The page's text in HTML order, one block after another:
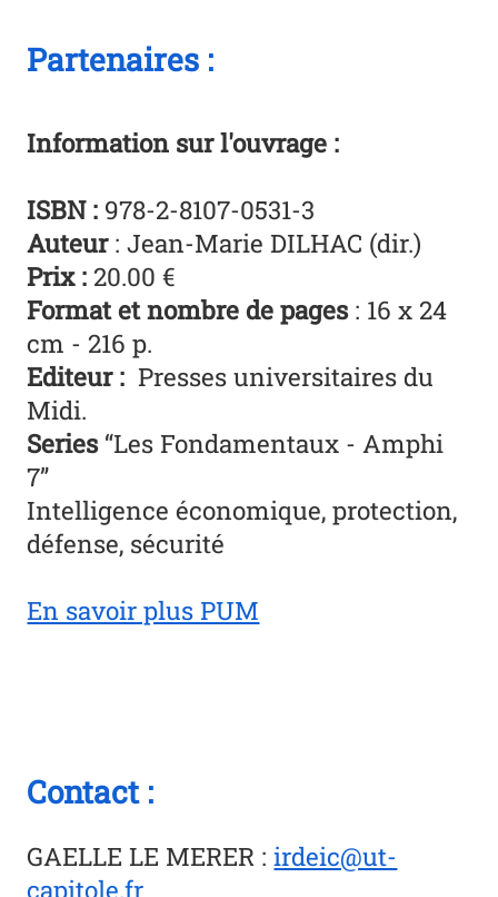
Partenaires :
Information sur l'ouvrage :
ISBN : 978-2-8107-0531-3
Auteur : Jean-Marie DILHAC (dir.)
Prix : 20.00 €
Format et nombre de pages : 16 x 24
cm - 216 p.
Editeur : Presses universitaires du
Midi.
Series “Les Fondamentaux - Amphi
7”
Intelligence économique, protection,
défense, sécurité
En savoir plus PUM
Contact :
GAELLE LE MERER :irdeic@ut-
capitole.fr